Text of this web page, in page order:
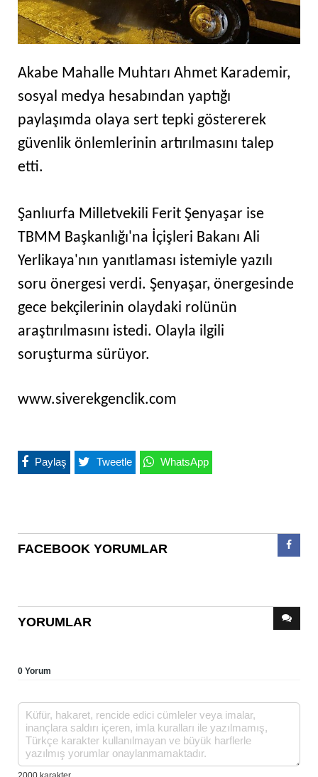
Akabe Mahalle Muhtarı Ahmet Karademir,
sosyal medya hesabından yaptığı
paylaşımda olaya sert tepki göstererek
güvenlik önlemlerinin artırılmasını talep
etti.
Şanlıurfa Milletvekili Ferit Şenyaşar ise
TBMM Başkanlığı'na İçişleri Bakanı Ali
Yerlikaya'nın yanıtlaması istemiyle yazılı
soru önergesi verdi. Şenyaşar, önergesinde
gece bekçilerinin olaydaki rolünün
araştırılmasını istedi. Olayla ilgili
soruşturma sürüyor.
www.siverekgenclik.com
Paylaş Tweetle WhatsApp
FACEBOOK YORUMLAR
YORUMLAR
0 Yorum